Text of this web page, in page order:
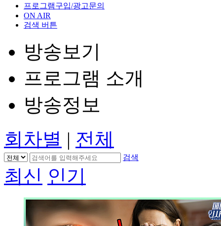
프로그램구입/광고문의
ON AIR
검색 버튼
방송보기
프로그램 소개
방송정보
회차별 | 전체
검색
최신 인기